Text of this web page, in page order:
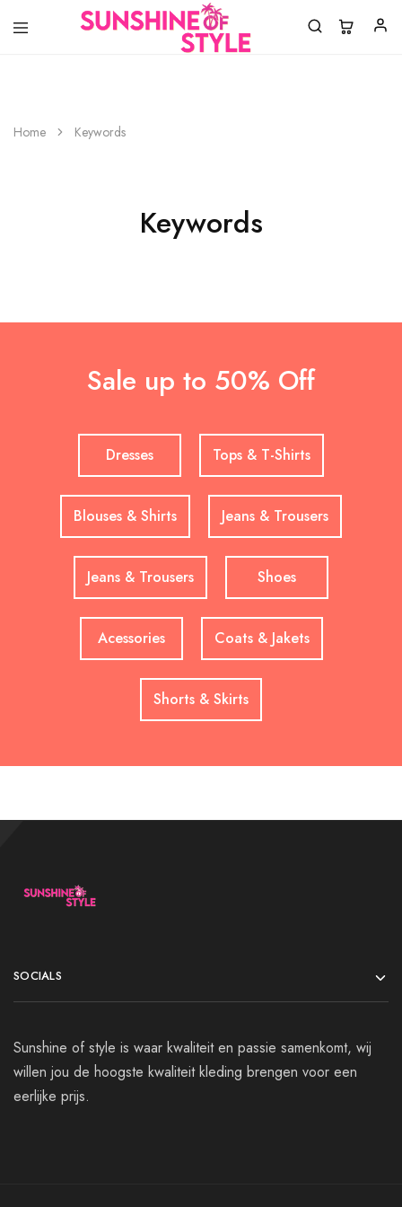
of
Style
jouw
style
Home Keywords
Keywords
Sale up to 50% Off
Dresses Tops & T-Shirts
Blouses & Shirts Jeans & Trousers
Jeans & Trousers Shoes
Acessories Coats & Jakets
Shorts & Skirts
SOCIALS
Sunshine of style is waar kwaliteit en passie samenkomt, wij
willen jou de hoogste kwaliteit kleding brengen voor een
eerlijke prijs.